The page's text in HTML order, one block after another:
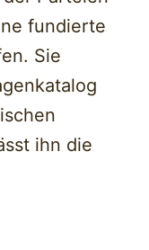
fundierte
Sie
ihn die